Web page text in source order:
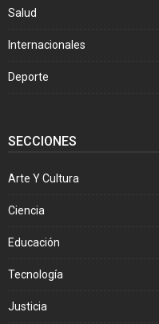
Salud
Internacionales
Deporte
SECCIONES
Arte Y Cultura
Ciencia
Educación
Tecnología
Justicia